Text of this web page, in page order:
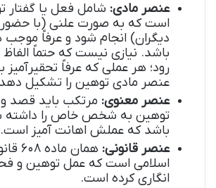
عنصر مادی: شامل فعل یا گفتار
است که به صورت علنی (با حضور
دیگران) انجام شود و عرفاً
باشد. نیازی نیست که حتماً الفاظ
رود؛ هر عملی که عرفاً تحقیرآمیز
عنصر مادی توهین را تشکیل
عنصر معنوی: مرتکب باید قصد
توهین به شخص خاص را داشته
باشد که عملش اهانت آمیز است.
عنصر قانونی:
همان
اسلامی است که عمل توهین و
انگاری کرده است.